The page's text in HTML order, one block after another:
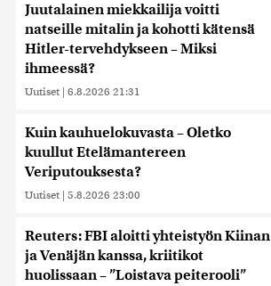
Juutalainen miekkailija voitti
natseille mitalin ja kohotti kätensä
Hitler-tervehdykseen – Miksi
ihmeessä?
Uutiset | 6.8.2026 21:31
Kuin kauhuelokuvasta – Oletko
kuullut Etelämantereen
Veriputouksesta?
Uutiset | 5.8.2026 23:00
Reuters: FBI aloitti yhteistyön Kiinan
ja Venäjän kanssa, kriitikot
huolissaan – ”Loistava peiterooli”